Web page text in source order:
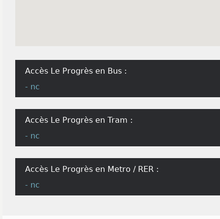
Accès Le Progrès en Bus :
- nc
Accès Le Progrès en Tram :
- nc
Accès Le Progrès en Metro / RER :
- nc